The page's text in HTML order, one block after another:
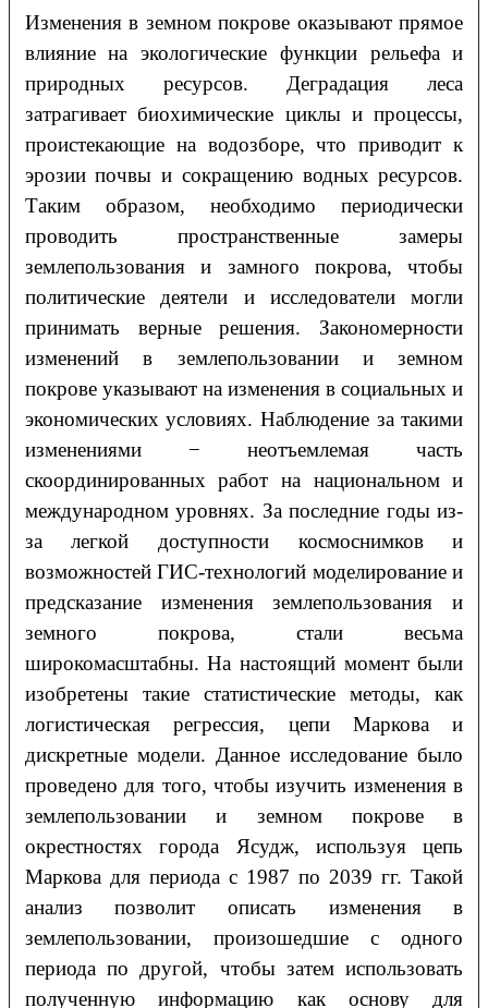
Изменения в земном покрове оказывают прямое
влияние на экологические функции рельефа и
природных ресурсов. Деградация леса
затрагивает биохимические циклы и процессы,
проистекающие на водозборе, что приводит к
эрозии почвы и сокращению водных ресурсов.
Таким образом, необходимо периодически
проводить пространственные замеры
землепользования и замного покрова, чтобы
политические деятели и исследователи могли
принимать верные решения. Закономерности
изменений в землепользовании и земном
покрове указывают на изменения в социальных и
экономических условиях. Наблюдение за такими
изменениями − неотъемлемая часть
скоординированных работ на национальном и
международном уровнях. За последние годы из-
за легкой доступности космоснимков и
возможностей ГИС-технологий моделирование и
предсказание изменения землепользования и
земного покрова, стали весьма
широкомасштабны. На настоящий момент были
изобретены такие статистические методы, как
логистическая регрессия, цепи Маркова и
дискретные модели. Данное исследование было
проведено для того, чтобы изучить изменения в
землепользовании и земном покрове в
окрестностях города Ясудж, используя цепь
Маркова для периода с 1987 по 2039 гг. Такой
анализ позволит описать изменения в
землепользовании, произошедшие с одного
периода по другой, чтобы затем использовать
полученную информацию как основу для